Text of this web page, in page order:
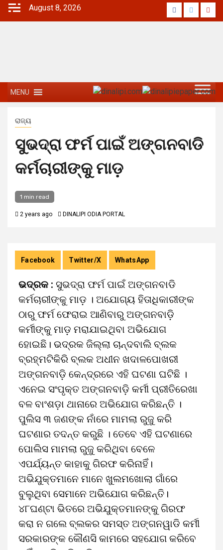
Skip
August 8, 2026 Facebook
Twitter
MENU
ରାଜ୍ୟ
ସୁଭଦ୍ରା ଫର୍ମ ପାଇଁ ଅଙ୍ଗନବାଡି
କର୍ମଚାରୀଙ୍କୁ ମାଡ଼
1 min read
2 years ago DINALIPI ODIA PORTAL
Facebook Twitter/X WhatsApp
ଭଦ୍ରକ : ସୁଭଦ୍ରା ଫର୍ମ ପାଇଁ ଅଙ୍ଗନବାଡି
କର୍ମଚାରୀଙ୍କୁ ମାଡ଼ । ଅଯୋଗ୍ୟ ହିତାଧିକାରୀଙ୍କ
ଠାରୁ ଫର୍ମ ଫେରାଇ ଆଣିବାରୁ ଅଙ୍ଗନବାଡ଼ି
କର୍ମୀଙ୍କୁ ମାଡ଼ ମରାଯାଇଥିବା ଅଭିଯୋଗ
ହୋଇଛି। ଭଦ୍ରକ ଜିଲ୍ଲା ଚାନ୍ଦବାଲି ବ୍ଲକ
ବ୍ରହ୍ମଟିକିରି ବ୍ଲକ ଅଧୀନ ଖଦାଳପୋଖରୀ
ଅଙ୍ଗନବାଡ଼ି କେନ୍ଦ୍ରରେ ଏହି ଘଟଣା ଘଟିଛି ।
ଏନେଇ ସଂପୃକ୍ତ ଅଙ୍ଗନବାଡ଼ି କର୍ମୀ ପ୍ରୀତିରେଖା
ବଳ ବାଂଶଡ଼ା ଥାନାରେ ଅଭିଯୋଗ କରିଛନ୍ତି ।
ପୁଲିସ ୩ ଜଣଙ୍କ ନାଁରେ ମାମଲା ରୁଜୁ କରି
ଘଟଣାର ତଦନ୍ତ କରୁଛି । ତେବେ ଏହି ଘଟଣାରେ
ପୋଲିସ ମାମଲା ରୁଜୁ କରିଥିବା ବେଳେ
ଏପର୍ଯ୍ୟନ୍ତ କାହାକୁ ଗିରଫ କରିନାହିଁ।
ଅଭିଯୁକ୍ତମାନେ ମାନେ ଖୁଲମଖୋଲା ଗାଁରେ
ବୁଲୁଥିବା ସେମାନେ ଅଭିଯୋଗ କରିଛନ୍ତି।
୪୮ଘଣ୍ଟା ଭିତରେ ଅଭିଯୁକ୍ତମାନଙ୍କୁ ଗିରଫ
କରା ନ ଗଲେ ବ୍ଲକର ସମସ୍ତ ଅଙ୍ଗନୱାଡି କର୍ମୀ
ସରକାରଙ୍କ କୌଣସି କାମରେ ସହଯୋଗ କରିବେ